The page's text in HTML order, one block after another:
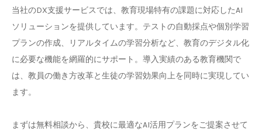
当社のDX支援サービスでは、教育現場特有の課題に対応したAI
ソリューションを提供しています。テストの自動採点や個別学習
プランの作成、リアルタイムの学習分析など、教育のデジタル化
に必要な機能を網羅的にサポート。導入実績のある教育機関で
は、教員の働き方改革と生徒の学習効果向上を同時に実現してい
ます。
まずは無料相談から、貴校に最適なAI活用プランをご提案させて